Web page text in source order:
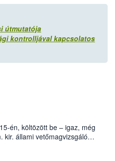
útmutatója
kontrolljával kapcsolatos
én, költözött be – igaz, még
kir. állami vetőmagvizsgáló
alatti, Czigler Győző által